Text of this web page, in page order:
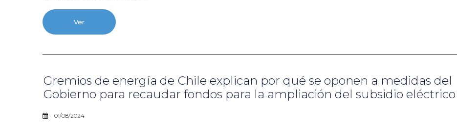
Ver
Gremios de energía de Chile explican por qué se oponen a medidas del
Gobierno para recaudar fondos para la ampliación del subsidio eléctrico
01/08/2024